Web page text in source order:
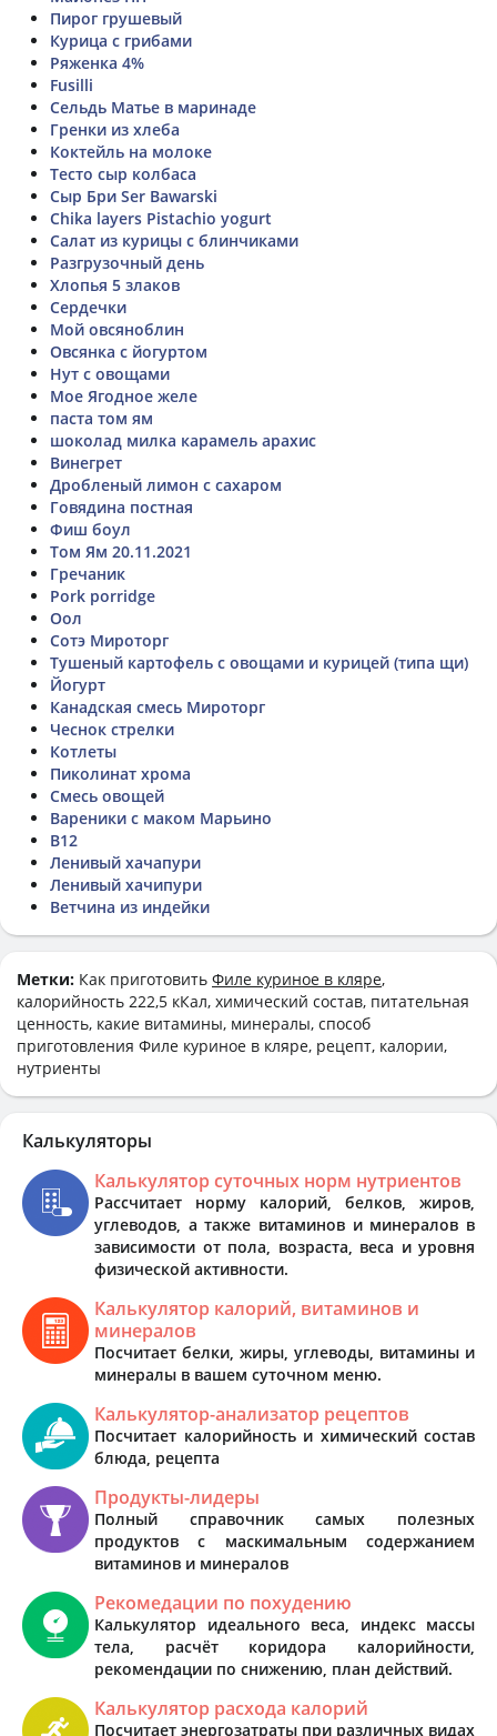
Пирог грушевый
Курица с грибами
Ряженка 4%
Fusilli
Сельдь Матье в маринаде
Гренки из хлеба
Коктейль на молоке
Тесто сыр колбаса
Сыр Бри Ser Bawarski
Chika layers Pistachio yogurt
Салат из курицы с блинчиками
Разгрузочный день
Хлопья 5 злаков
Сердечки
Мой овсяноблин
Овсянка с йогуртом
Нут с овощами
Мое Ягодное желе
паста том ям
шоколад милка карамель арахис
Винегрет
Дробленый лимон с сахаром
Говядина постная
Фиш боул
Том Ям 20.11.2021
Гречаник
Pork porridge
Оол
Сотэ Мироторг
Тушеный картофель с овощами и курицей (типа щи)
Йогурт
Канадская смесь Мироторг
Чеснок стрелки
Котлеты
Пиколинат хрома
Смесь овощей
Вареники с маком Марьино
В12
Ленивый хачапури
Ленивый хачипури
Ветчина из индейки
Метки: Как приготовить Филе куриное в кляре,
калорийность 222,5 кКал, химический состав, питательная
ценность, какие витамины, минералы, способ
приготовления Филе куриное в кляре, рецепт, калории,
нутриенты
Калькуляторы
Калькулятор суточных норм нутриентов
Рассчитает норму калорий, белков, жиров,
углеводов, а также витаминов и минералов в
зависимости от пола, возраста, веса и уровня
физической активности.
Калькулятор калорий, витаминов и
минералов
Посчитает белки, жиры, углеводы, витамины и
минералы в вашем суточном меню.
Калькулятор-анализатор рецептов
Посчитает калорийность и химический состав
блюда, рецепта
Продукты-лидеры
Полный справочник самых полезных
продуктов с маскимальным содержанием
витаминов и минералов
Рекомедации по похудению
Калькулятор идеального веса, индекс массы
тела, расчёт коридора калорийности,
рекомендации по снижению, план действий.
Калькулятор расхода калорий
Посчитает энергозатраты при различных видах